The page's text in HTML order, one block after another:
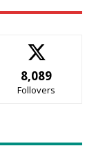
8,089
Follovers